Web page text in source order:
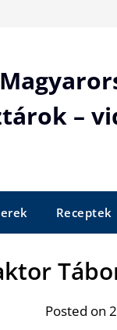
–
Receptek
Posted on